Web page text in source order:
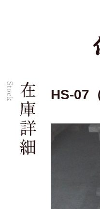
HS-07